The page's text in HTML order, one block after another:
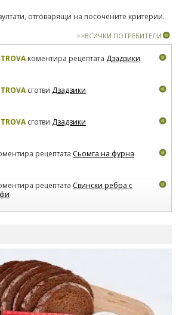
отговарящи на посочените критерии.
>>ВСИЧКИ ПОТРЕБИТЕЛИ
коментира рецептата Дзадзики
сготви Дзадзики
сготви Дзадзики
рецептата Сьомга на фурна
рецептата Свински ребра с